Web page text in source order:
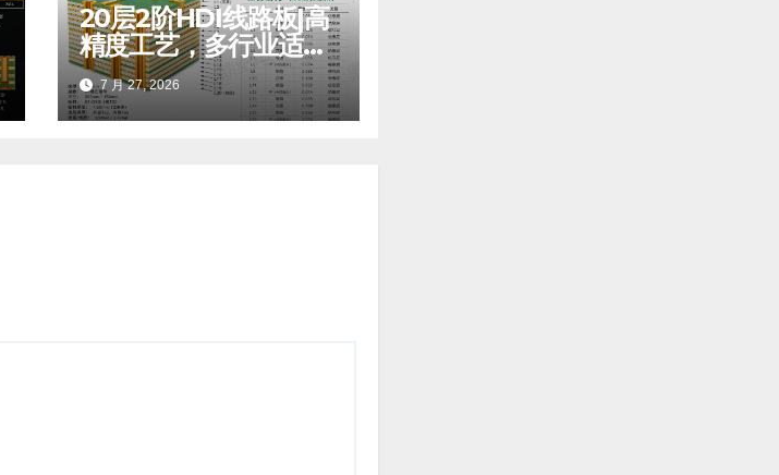
20层2阶HDI线路板|高
精度工艺，多行业适配
之选
7 月 27, 2026